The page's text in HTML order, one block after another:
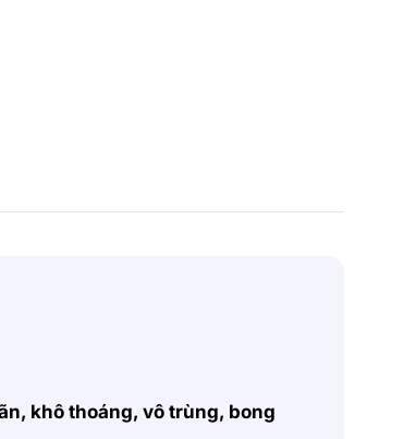
khô thoáng, vô trùng, bong